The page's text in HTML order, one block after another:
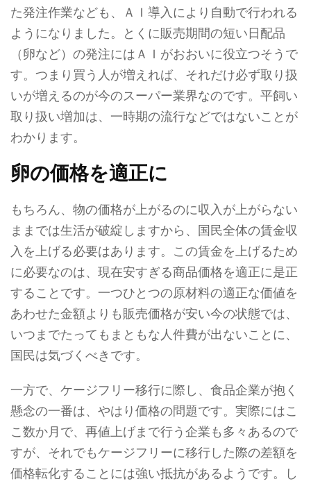
た発注作業なども、ＡＩ導入により自動で行われる
ようになりました。とくに販売期間の短い日配品
（卵など）の発注にはＡＩがおおいに役立つそうで
す。つまり買う人が増えれば、それだけ必ず取り扱
いが増えるのが今のスーパー業界なのです。平飼い
取り扱い増加は、一時期の流行などではないことが
わかります。
卵の価格を適正に
もちろん、物の価格が上がるのに収入が上がらない
ままでは生活が破綻しますから、国民全体の賃金収
入を上げる必要はあります。この賃金を上げるため
に必要なのは、現在安すぎる商品価格を適正に是正
することです。一つひとつの原材料の適正な価値を
あわせた金額よりも販売価格が安い今の状態では、
いつまでたってもまともな人件費が出ないことに、
国民は気づくべきです。
一方で、ケージフリー移行に際し、食品企業が抱く
懸念の一番は、やはり価格の問題です。実際にはこ
こ数か月で、再値上げまで行う企業も多々あるので
すが、それでもケージフリーに移行した際の差額を
価格転化することには強い抵抗があるようです。し